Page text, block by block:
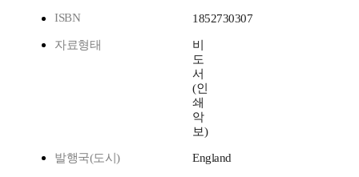
ISBN
1852730307
자료형태
비
도
서
(인
쇄
악
보)
발행국(도시) England